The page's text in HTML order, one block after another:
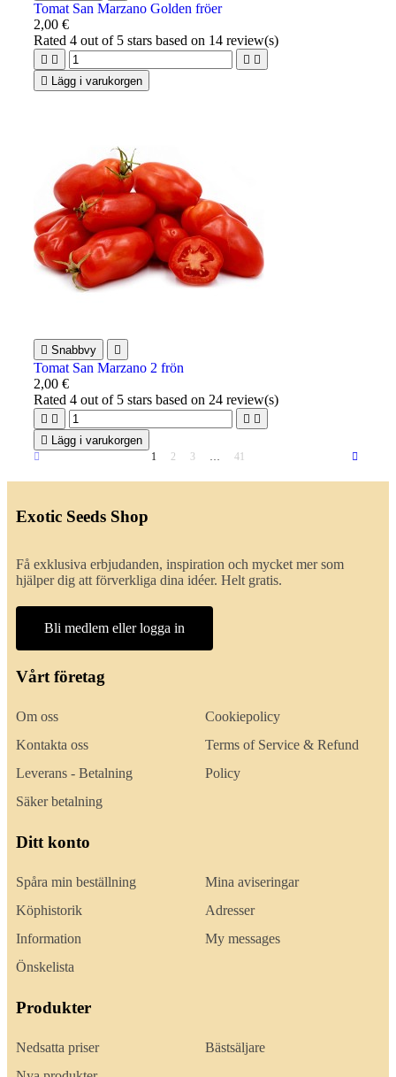
Tomat San Marzano Golden fröer
2,00 €
Rated4 out of 5 stars based on 14 review(s)
   
 Lägg i varukorgen
 Snabbvy 
Tomat San Marzano 2 frön
2,00 €
Rated4 out of 5 stars based on 24 review(s)
   
 Lägg i varukorgen
1 2 3 … 41
Exotic Seeds Shop
Få exklusiva erbjudanden, inspiration och mycket mer som
hjälper dig att förverkliga dina idéer. Helt gratis.
Bli medlem eller logga in
Vårt företag
Om oss
Kontakta oss
Leverans - Betalning
Säker betalning
Cookiepolicy
Terms of Service & Refund
Policy
Ditt konto
Spåra min beställning
Köphistorik
Information
Önskelista
Mina aviseringar
Adresser
My messages
Produkter
Nedsatta priser
Bästsäljare